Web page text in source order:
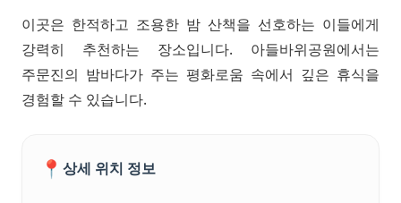
이곳은 한적하고 조용한 밤 산책을 선호하는 이들에게
강력히 추천하는 장소입니다. 아들바위공원에서는
주문진의 밤바다가 주는 평화로움 속에서 깊은 휴식을
경험할 수 있습니다.
📍 상세 위치 정보